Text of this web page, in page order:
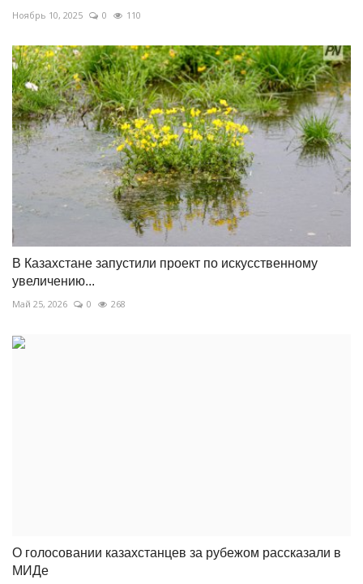
Ноябрь 10, 2025 0 110
В Казахстане запустили проект по искусственному
увеличению...
Май 25, 2026 0 268
О голосовании казахстанцев за рубежом рассказали в
МИДе